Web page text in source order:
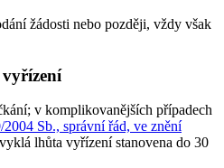
žádosti nebo později, vždy však
v komplikovanějších případech
2004 Sb., správní řád, ve znění
lhůta vyřízení stanovena do 30